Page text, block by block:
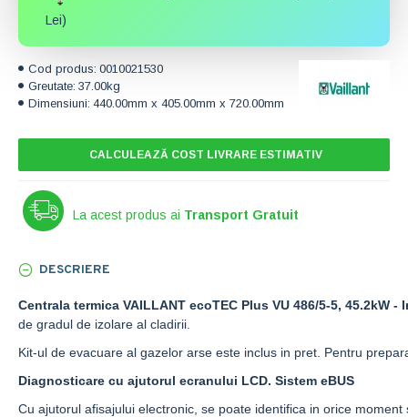
Cod produs: 0010021530
Greutate: 37.00kg
Dimensiuni: 440.00mm x 405.00mm x 720.00mm
Lei)
CALCULEAZĂ COST LIVRARE ESTIMATIV
La acest produs ai Transport Gratuit
DESCRIERE
Centrala termica VAILLANT ecoTEC Plus VU 486/5-5, 45.2kW -
de gradul de izolare al cladirii.
Kit-ul de evacuare al gazelor arse este inclus in pret. Pentru
Diagnosticare cu ajutorul ecranului LCD. Sistem eBUS
Cu ajutorul afisajului electronic, se poate identifica in orice